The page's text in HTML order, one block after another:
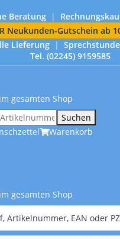
Beratung |
Neukunden-Gutschein ab
Lieferung
|
Tel. (02245) 9159585
gesamten Shop
Suchen
Warenkorb
gesamten Shop